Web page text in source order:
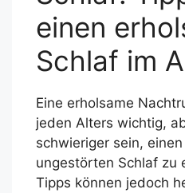
einen
Schlaf im
Eine erholsame
jeden Alters wichtig,
schwieriger sein,
ungestörten Schlaf zu
Tipps können jedoch